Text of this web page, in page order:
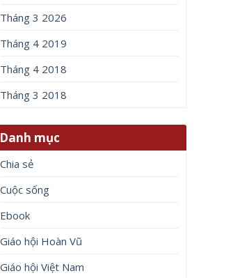
Tháng 3 2026
Tháng 4 2019
Tháng 4 2018
Tháng 3 2018
Danh mục
Chia sẻ
Cuộc sống
Ebook
Giáo hội Hoàn Vũ
Giáo hội Việt Nam